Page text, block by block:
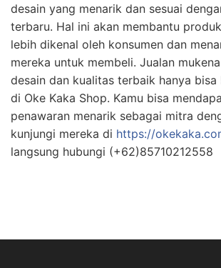
desain yang menarik dan sesuai
terbaru. Hal ini akan membantu
lebih dikenal oleh konsumen dan
mereka untuk membeli. Jualan
desain dan kualitas terbaik hanya bisa
di Oke Kaka Shop. Kamu bisa
penawaran menarik sebagai mitra
kunjungi mereka di https://
langsung hubungi (+62)85710212558